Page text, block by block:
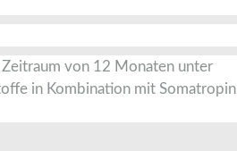
von 12 Monaten unter
in Kombination mit Somatropin